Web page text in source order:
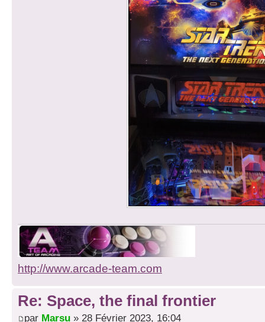
http://www.arcade-team.com
Re: Space, the final frontier
par Marsu » 28 Février 2023, 16:04